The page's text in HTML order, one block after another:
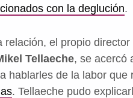
con la deglución.
relación, el propio director
Tellaeche, se acercó
hablarles de la labor que
. Tellaeche pudo